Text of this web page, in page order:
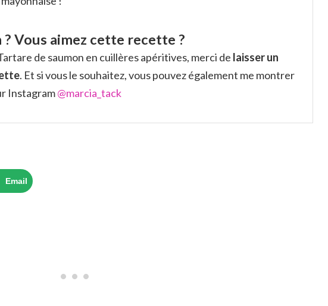
Vous aimez cette recette ?
de saumon en cuillères apéritives, merci de laisser un
. Et si vous le souhaitez, vous pouvez également me montrer
Instagram@marcia_tack
Email